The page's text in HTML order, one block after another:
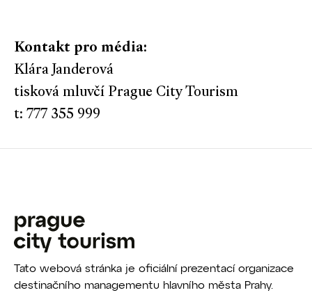
Kontakt pro média:
Klára Janderová
tisková mluvčí Prague City Tourism
t: 777 355 999
Tato webová stránka je oficiální prezentací organizace
destinačního managementu hlavního města Prahy.